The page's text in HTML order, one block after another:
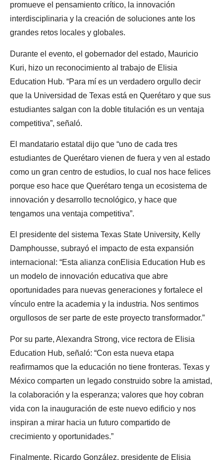
promueve el pensamiento crítico, la innovación
interdisciplinaria y la creación de soluciones ante los
grandes retos locales y globales.
Durante el evento, el gobernador del estado, Mauricio
Kuri, hizo un reconocimiento al trabajo de Elisia
Education Hub. “Para mí es un verdadero orgullo decir
que la Universidad de Texas está en Querétaro y que sus
estudiantes salgan con la doble titulación es un ventaja
competitiva”, señaló.
El mandatario estatal dijo que “uno de cada tres
estudiantes de Querétaro vienen de fuera y ven al estado
como un gran centro de estudios, lo cual nos hace felices
porque eso hace que Querétaro tenga un ecosistema de
innovación y desarrollo tecnológico, y hace que
tengamos una ventaja competitiva”.
El presidente del sistema Texas State University, Kelly
Damphousse, subrayó el impacto de esta expansión
internacional: “Esta alianza conElisia Education Hub es
un modelo de innovación educativa que abre
oportunidades para nuevas generaciones y fortalece el
vínculo entre la academia y la industria. Nos sentimos
orgullosos de ser parte de este proyecto transformador.”
Por su parte, Alexandra Strong, vice rectora de Elisia
Education Hub, señaló: “Con esta nueva etapa
reafirmamos que la educación no tiene fronteras. Texas y
México comparten un legado construido sobre la amistad,
la colaboración y la esperanza; valores que hoy cobran
vida con la inauguración de este nuevo edificio y nos
inspiran a mirar hacia un futuro compartido de
crecimiento y oportunidades.”
Finalmente, Ricardo González, presidente de Elisia